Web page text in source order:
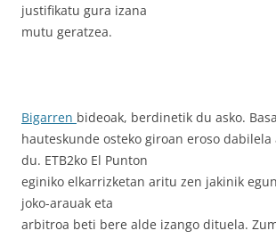
justifikatu gura izana
mutu geratzea.
Bigarren bideoak, berdinetik du asko.
hauteskunde osteko giroan eroso
du. ETB2ko El Punton
eginiko elkarrizketan aritu zen jakinik
joko-arauak eta
arbitroa beti bere alde izango dituela.